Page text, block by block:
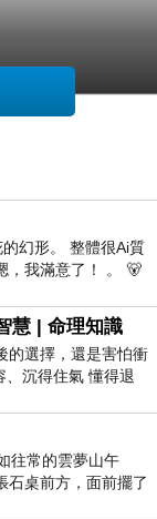
幻形。 整體很Ai質
，我滿意了！ 。 🐻
慧 | 命理知識
的選擇，還是害怕衝
沉得住氣 懂得退
往常的雲夢山午
石桌前方，面前擺了
與兩只冒